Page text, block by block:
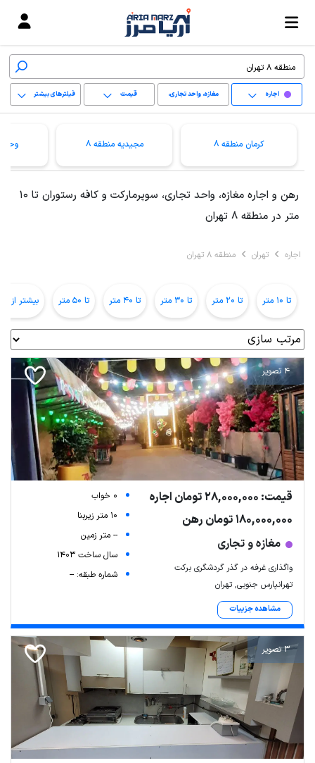
اجاره مغازه، واحد تجاری،
سوپرمارکت و کافه
قیمت فیلترهای بیشتر
پاک کردن محدوده
کرمان منطقه 8 مجیدیه منطقه 8
رهن و اجاره مغازه، واحد تجاری، سوپرمارکت و کافه رستوران تا 10
متر در منطقه 8 تهران
اجاره تهران منطقه 8 تهران
تا 10 متر تا 20 متر تا 30 متر تا 40 متر تا 50 متر بیشتر از 50 متر
4 تصویر
قیمت: 28,000,000 تومان اجاره
180,000,000 تومان رهن
مغازه و تجاری
واگذاری غرفه در گذر گردشگری برکت
تهرانپارس جنوبی, تهران
مشاهده جزییات
0 خواب
10 متر زیربنا
-- متر زمین
سال ساخت 1403
شماره طبقه: --
3 تصویر